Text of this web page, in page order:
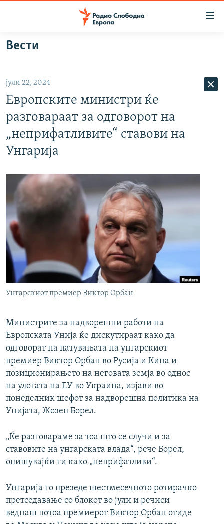
Оди
на
Оди
на
главната
навигација
Премини
на
пребарување
ВИЗУЕЛНО
ВЕСТИ
ШТО ТРЕБА ДА ЗНАЕТЕ
ПРИЈАВИ СЕ ЗА ЊУЗЛЕТЕР
ПОДКАСТ ЗОШТО?
СЛЕДЕТЕ НЕ
РСЕ веб страници
Вести
јули 22, 2024
Европските министри ќе
разговараат за одговорот на
„неприфатливите“ ставови на
Унгарија
Унгарскиот премиер Виктор Орбан
Министрите за надворешни работи на
Европската Унија ќе дискутираат како да
одговорат на патувањата на унгарскиот
премиер Виктор Орбан во Русија и Кина и
позиционирањето на неговата земја во однос
на улогата на ЕУ во Украина, изјави во
понеделник шефот за надворешна политика на
Унијата, Жозеп Борел.
„Ќе разговараме за тоа што се случи и за
ставовите на унгарската влада“, рече Борел,
опишувајќи ги како „неприфатливи“.
Унгарија го презеде шестмесечното ротирачко
претседавање со блокот во јули и речиси
веднаш потоа премиерот Виктор Орбан отиде